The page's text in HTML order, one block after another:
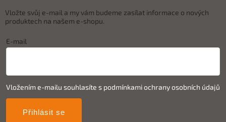
Vložte svůj e-mail a my vám budeme zasílat informace o nových
produktech na našem e-shopu.
E-mail
Vložením e-mailu souhlasíte s podmínkami ochrany osobních údajů
Přihlásit se